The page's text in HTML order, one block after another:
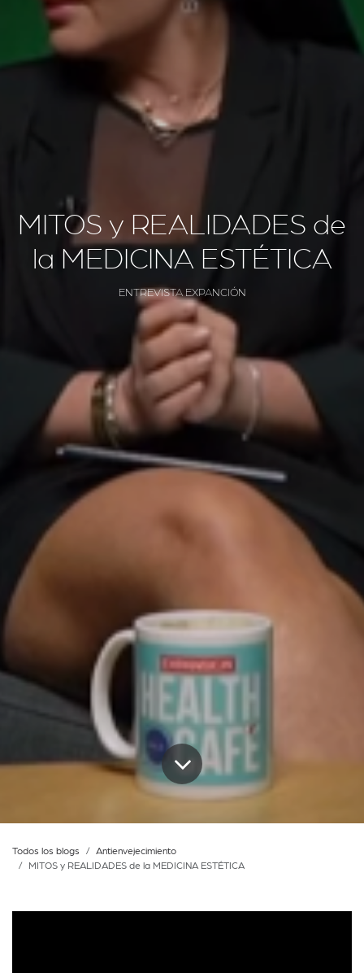
MITOS y REALIDADES de
la MEDICINA ESTÉTICA
ENTREVISTA EXPANCIÓN
Todos los blogs
Antienvejecimiento
MITOS y REALIDADES de la MEDICINA ESTÉTICA